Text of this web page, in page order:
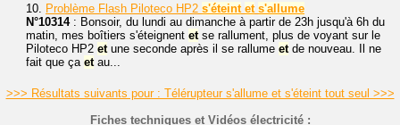
10. Problème Flash Piloteco HP2 s'éteint et s'allume
N°10314: Bonsoir, du lundi au dimanche à partir de 23h jusqu'à 6h du
matin, mes boîtiers s'éteignent etse rallument, plus de voyant sur le
Piloteco HP2 etune seconde après il se rallume etde nouveau. Il ne
fait que ça etau...
>>> Résultats suivants pour : Télérupteur s'allume et s'éteint tout seul >>>
Fiches techniques et Vidéos électricité :